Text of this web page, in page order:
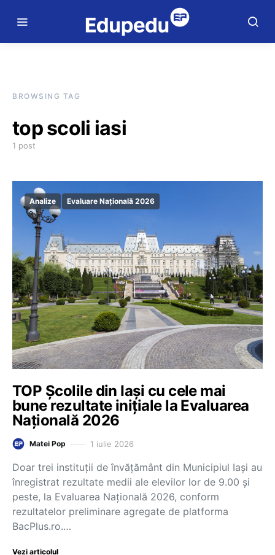
BROWSING TAG
top scoli iasi
1 post
Analize Evaluare Națională 2026
TOP Școlile din Iași cu cele mai
bune rezultate inițiale la Evaluarea
Națională 2026
Matei Pop 1 iulie 2026
Doar trei instituții de învățământ din Municipiul Iași au
înregistrat rezultate medii ale elevilor lor de 9.00 și
peste, la Evaluarea Națională 2026, conform
rezultatelor preliminare agregate de platforma
BacPlus.ro.…
Vezi articolul